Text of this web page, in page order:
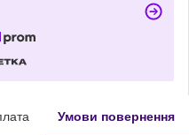
Умови повернення